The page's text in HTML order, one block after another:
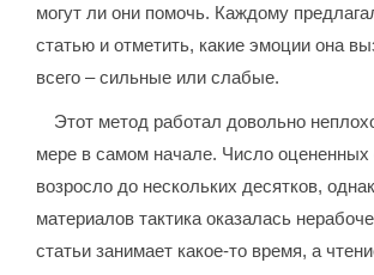
могут ли они помочь. Каждому
статью и отметить, какие эмоции она
всего – сильные или слабые.
Этот метод работал довольно
мере в самом начале. Число оцененных
возросло до нескольких десятков,
материалов тактика оказалась
статьи занимает какое-то время, а